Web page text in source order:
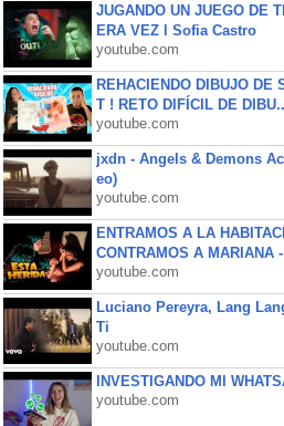
JUGANDO UN JUEGO DE
ERA VEZ l Sofia Castro
youtube.com
REHACIENDO DIBUJO DE
T ! RETO DIFÍCIL DE
youtube.com
jxdn - Angels & Demons
eo)
youtube.com
ENTRAMOS A LA
CONTRAMOS A MARIANA
youtube.com
Luciano Pereyra, Lang
Ti
youtube.com
INVESTIGANDO MI
youtube.com